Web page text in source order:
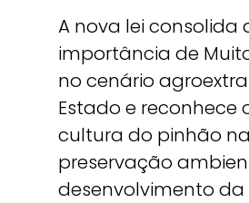
A nova lei consolida
importância de
no cenário
Estado e reconhece
cultura do pinhão na
preservação
desenvolvimento da